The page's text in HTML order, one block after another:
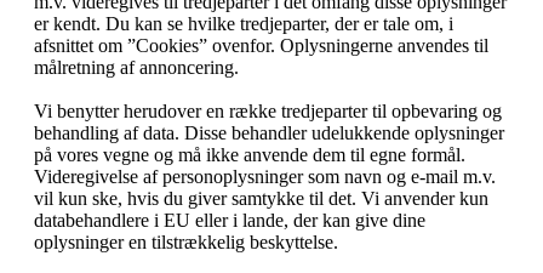
er kendt. Du kan se hvilke tredjeparter, der er tale om, i
afsnittet om ”Cookies” ovenfor. Oplysningerne anvendes til
målretning af annoncering.
Vi benytter herudover en række tredjeparter til opbevaring og
behandling af data. Disse behandler udelukkende oplysninger
på vores vegne og må ikke anvende dem til egne formål.
Videregivelse af personoplysninger som navn og e-mail m.v.
vil kun ske, hvis du giver samtykke til det. Vi anvender kun
databehandlere i EU eller i lande, der kan give dine
oplysninger en tilstrækkelig beskyttelse.